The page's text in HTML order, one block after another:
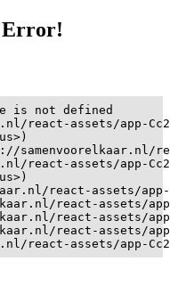
Error!
is not defined
react-assets/app-
samenvoorelkaar.nl/
react-assets/app-
react-assets/
react-assets/
react-assets/
react-assets/
react-assets/app-